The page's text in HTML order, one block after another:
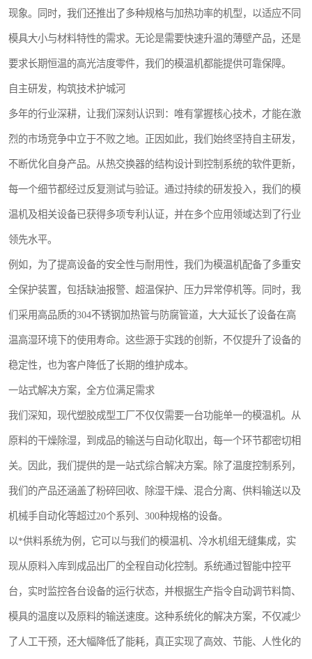
现象。同时，我们还推出了多种规格与加热功率的机型，以适应不同
模具大小与材料特性的需求。无论是需要快速升温的薄壁产品，还是
要求长期恒温的高光洁度零件，我们的模温机都能提供可靠保障。
自主研发，构筑技术护城河
多年的行业深耕，让我们深刻认识到：唯有掌握核心技术，才能在激
烈的市场竞争中立于不败之地。正因如此，我们始终坚持自主研发，
不断优化自身产品。从热交换器的结构设计到控制系统的软件更新，
每一个细节都经过反复测试与验证。通过持续的研发投入，我们的模
温机及相关设备已获得多项专利认证，并在多个应用领域达到了行业
领先水平。
例如，为了提高设备的安全性与耐用性，我们为模温机配备了多重安
全保护装置，包括缺油报警、超温保护、压力异常停机等。同时，我
们采用高品质的304不锈钢加热管与防腐管道，大大延长了设备在高
温高湿环境下的使用寿命。这些源于实践的创新，不仅提升了设备的
稳定性，也为客户降低了长期的维护成本。
一站式解决方案，全方位满足需求
我们深知，现代塑胶成型工厂不仅仅需要一台功能单一的模温机。从
原料的干燥除湿，到成品的输送与自动化取出，每一个环节都密切相
关。因此，我们提供的是一站式综合解决方案。除了温度控制系列，
我们的产品还涵盖了粉碎回收、除湿干燥、混合分离、供料输送以及
机械手自动化等超过20个系列、300种规格的设备。
以*供料系统为例，它可以与我们的模温机、冷水机组无缝集成，实
现从原料入库到成品出厂的全程自动化控制。系统通过智能中控平
台，实时监控各台设备的运行状态，并根据生产指令自动调节料筒、
模具的温度以及原料的输送速度。这种系统化的解决方案，不仅减少
了人工干预，还大幅降低了能耗，真正实现了高效、节能、人性化的